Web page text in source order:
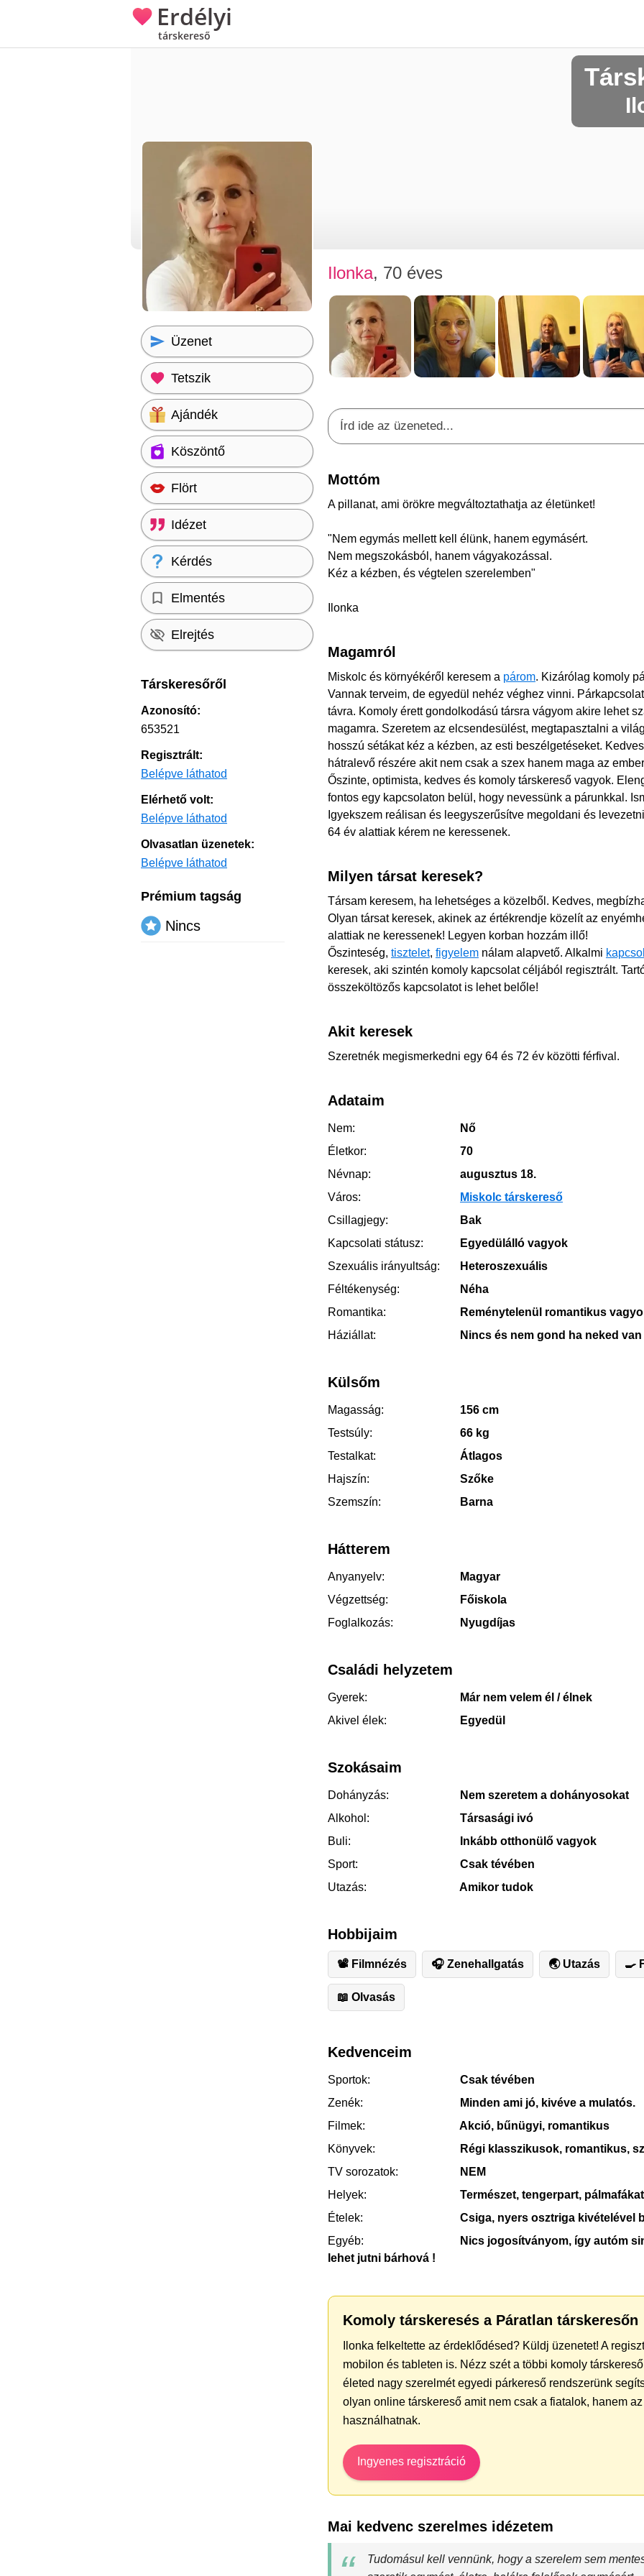
Erdélyi
társkereső
Ilonka, 70 éves
Mottóm
A pillanat, ami örökre megváltoztathatja az életünket! ️
"Nem egymás mellett kell élünk, hanem egymásért.
Nem megszokásból, hanem vágyakozással.
Kéz a kézben, és végtelen szerelemben"
Ilonka
Magamról
Miskolc és környékéről keresem a párom. Kizárólag komoly
Vannak terveim, de egyedül nehéz véghez vinni.
távra. Komoly érett gondolkodású társra vágyom akire lehet
magamra. Szeretem az elcsendesülést, megtapasztalni a
hosszú sétákat kéz a kézben, az esti beszélgetéseket.
hátralevő részére akit nem csak a szex hanem maga az
Őszinte, optimista, kedves és komoly társkereső vagyok.
fontos egy kapcsolaton belül, hogy nevessünk a párunkkal.
Igyekszem reálisan és leegyszerűsítve megoldani és
64 év alattiak kérem ne keressenek.
Milyen társat keresek?
Társam keresem, ha lehetséges a közelből. Kedves,
Olyan társat keresek, akinek az értékrendje közelít az
alattiak ne keressenek! Legyen korban hozzám illő!
Őszinteség, tisztelet, figyelem nálam alapvető. Alkalmi
keresek, aki szintén komoly kapcsolat céljából regisztrált.
összeköltözős kapcsolatot is lehet belőle!
Akit keresek
Szeretnék megismerkedni egy 64 és 72 év közötti férfival.
Adataim
Nem:
Nő
Életkor:
70
Névnap:
augusztus 18.
Város:
Miskolc társkereső
Csillagjegy:
Bak
Kapcsolati státusz:
Egyedülálló vagyok
Szexuális irányultság:
Heteroszexuális
Féltékenység:
Néha
Romantika:
Reménytelenül romantikus
Háziállat:
Nincs és nem gond ha neked van
Külsőm
Magasság:
156 cm
Testsúly:
66 kg
Testalkat:
Átlagos
Hajszín:
Szőke
Szemszín:
Barna
Hátterem
Anyanyelv:
Magyar
Végzettség:
Főiskola
Foglalkozás:
Nyugdíjas
Családi helyzetem
Gyerek:
Már nem velem él / élnek
Akivel élek:
Egyedül
Szokásaim
Dohányzás:
Nem szeretem a dohányosokat
Alkohol:
Társasági ivó
Buli:
Inkább otthonülő vagyok
Sport:
Csak tévében
Utazás:
Amikor tudok
Hobbijaim
📽 Filmnézés 🎧 Zenehallgatás 🌏 Utazás 🍳
📖 Olvasás
Kedvenceim
Sportok:
Csak tévében
Zenék:
Minden ami jó, kivéve a mulatós.
Filmek:
Akció, bűnügyi, romantikus
Könyvek:
Régi klasszikusok, romantikus,
TV sorozatok:
NEM
Helyek:
Természet, tengerpart,
Ételek:
Csiga, nyers osztriga kivételével
Egyéb:
Nics jogosítványom, így autóm
lehet jutni bárhová !
Komoly társkeresés a Páratlan társkeresőn
Ilonka felkeltette az érdeklődésed? Küldj üzenetet! A
mobilon és tableten is. Nézz szét a többi komoly
életed nagy szerelmét egyedi párkereső rendszerünk
olyan online társkereső amit nem csak a fiatalok, hanem
használhatnak.
Ingyenes regisztráció
Mai kedvenc szerelmes idézetem
Tudomásul kell vennünk, hogy a szerelem sem
Üzenet
Tetszik
Ajándék
Köszöntő
Flört
Idézet
Kérdés
Elmentés
Elrejtés
Társkeresőről
Azonosító:
653521
Regisztrált:
Belépve láthatod
Elérhető volt:
Belépve láthatod
Olvasatlan üzenetek:
Belépve láthatod
Prémium tagság
Nincs